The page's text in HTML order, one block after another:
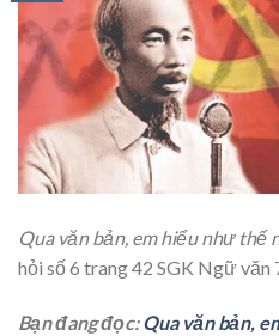
Qua văn bản, em hiểu như thế
hỏi số 6 trang 42 SGK Ngữ văn
Bạn đang đọc:Qua văn bản,